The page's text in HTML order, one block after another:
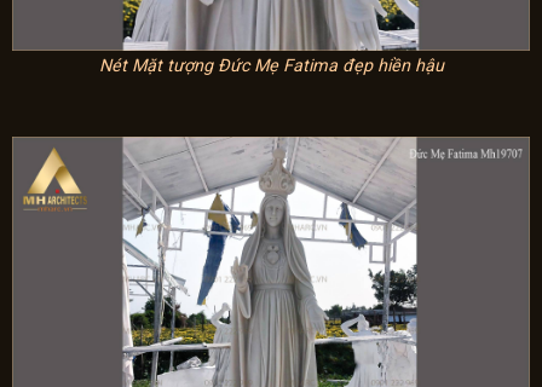
Nét Mặt tượng Đức Mẹ Fatima đẹp hiền hậu